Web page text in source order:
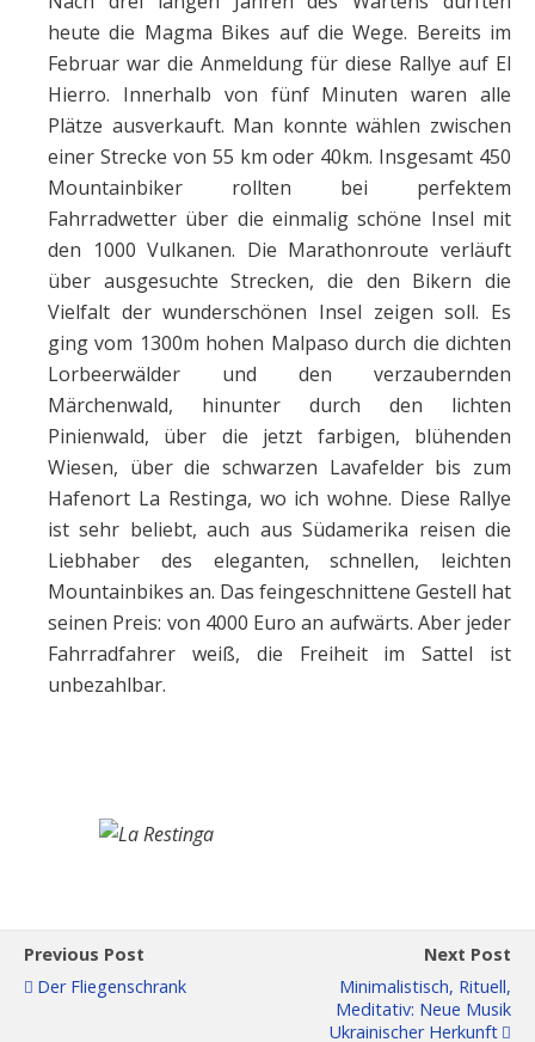
heute die Magma Bikes auf die Wege. Bereits im
Februar war die Anmeldung für diese Rallye auf El
Hierro. Innerhalb von fünf Minuten waren alle
Plätze ausverkauft. Man konnte wählen zwischen
einer Strecke von 55 km oder 40km. Insgesamt 450
Mountainbiker rollten bei perfektem
Fahrradwetter über die einmalig schöne Insel mit
den 1000 Vulkanen. Die Marathonroute verläuft
über ausgesuchte Strecken, die den Bikern die
Vielfalt der wunderschönen Insel zeigen soll. Es
ging vom 1300m hohen Malpaso durch die dichten
Lorbeerwälder und den verzaubernden
Märchenwald, hinunter durch den lichten
Pinienwald, über die jetzt farbigen, blühenden
Wiesen, über die schwarzen Lavafelder bis zum
Hafenort La Restinga, wo ich wohne. Diese Rallye
ist sehr beliebt, auch aus Südamerika reisen die
Liebhaber des eleganten, schnellen, leichten
Mountainbikes an. Das feingeschnittene Gestell hat
seinen Preis: von 4000 Euro an aufwärts. Aber jeder
Fahrradfahrer weiß, die Freiheit im Sattel ist
unbezahlbar.
Previous Post
Der Fliegenschrank
Next Post
Minimalistisch, Rituell,
Meditativ: Neue Musik
Ukrainischer Herkunft